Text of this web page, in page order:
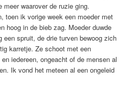
waarover de ruzie ging.
toen ik vorige week een moeder met
hoog in de bieb zag. Moeder duwde
een spruit, de drie turven bewoog zich
karretje. Ze schoot met een
iedereen, ongeacht of de mensen al
Ik vond het meteen al een ongeleid